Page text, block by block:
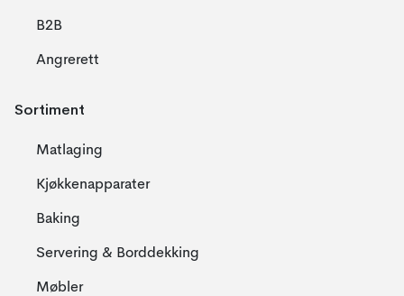
B2B
Angrerett
Sortiment
Matlaging
Kjøkkenapparater
Baking
Servering & Borddekking
Møbler